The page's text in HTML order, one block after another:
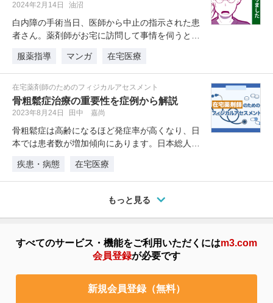
2024年2月14日 油沼
白内障の手術当日、医師から中止の指示された患
者さん。薬剤師がお宅に訪問して事情を伺うと、
服薬指導
マンガ 在宅医療
在宅薬剤師のためのフィジカルアセスメント
骨粗鬆症治療の重要性を症例から解説
2023年8月24日 田中 嘉尚
骨粗鬆症は高齢になるほど発症率が高くなり、日
本では患者数が増加傾向にあります。日本総人口
疾患・病態
在宅医療
もっと見る
すべてのサービス・機能をご利用いただくにはm3.com
会員登録が必要です
新規会員登録（無料）